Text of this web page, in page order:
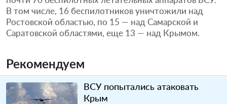
В том числе, 16 беспилотников уничтожили над
Ростовской областью, по 15 — над Самарской и
Саратовской областями, еще 13 — над Крымом.
Рекомендуем
ВСУ попытались атаковать
Крым